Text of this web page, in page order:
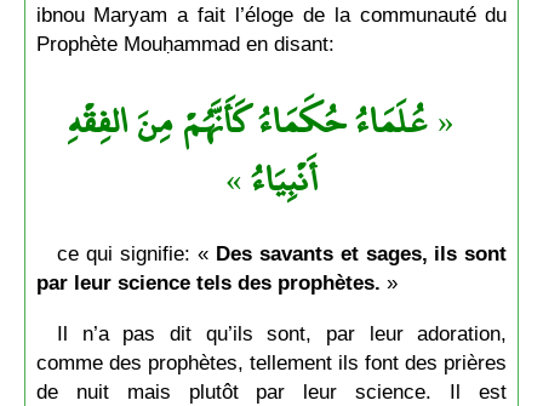
ibnou Maryam a fait l’éloge de la communauté du
Prophète Mouḥammad en disant:
«عُلَمَاءُ حُكَمَاءُ كَأَنَّهُمْ مِنَ الفِقْهِ
أَنْبِيَاءُ»
ce qui signifie: « Des savants et sages, ils sont
par leur science tels des prophètes. »
Il n’a pas dit qu’ils sont, par leur adoration,
comme des prophètes, tellement ils font des prières
de nuit mais plutôt par leur science. Il est